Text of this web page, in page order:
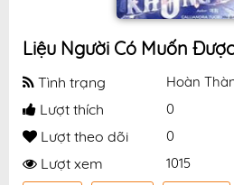
Liệu Người Có Muốn
Tình trạng Hoàn
Lượt thích 0
Lượt theo dõi 0
Lượt xem 1015